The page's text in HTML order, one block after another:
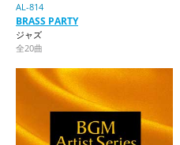
AL-814
BRASS PARTY
ジャズ
全20曲